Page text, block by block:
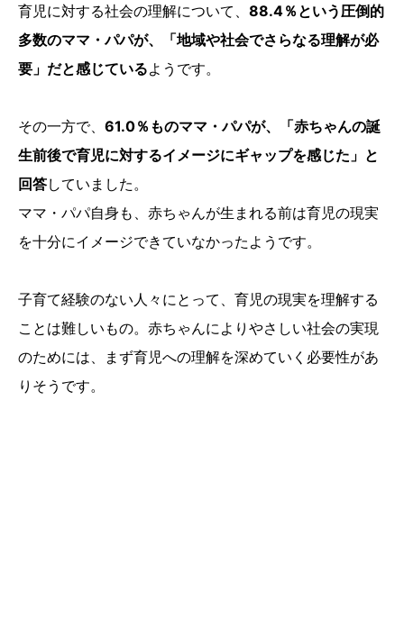
育児に対する社会の理解について、 88.4％という圧倒的
多数のママ・パパが、「地域や社会でさらなる理解が必
要」だと感じているようです。
その一方で、 61.0％ものママ・パパが、「赤ちゃんの誕
生前後で育児に対するイメージにギャップを感じた」と
回答していました。
ママ・パパ自身も、赤ちゃんが生まれる前は育児の現実
を十分にイメージできていなかったようです。
子育て経験のない人々にとって、育児の現実を理解する
ことは難しいもの。赤ちゃんによりやさしい社会の実現
のためには、まず育児への理解を深めていく必要性があ
りそうです。